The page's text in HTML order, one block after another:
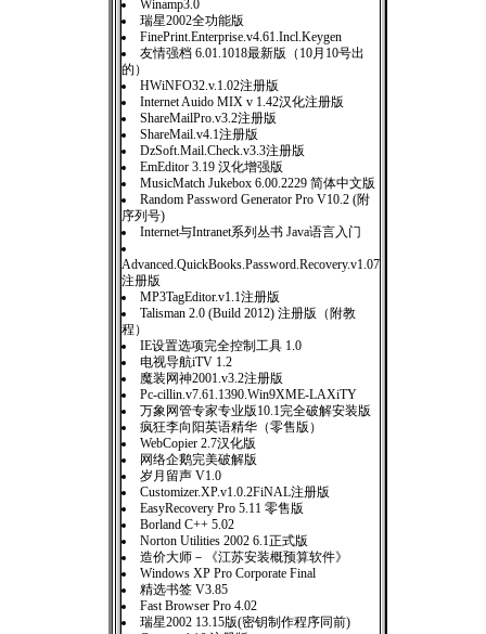
Winamp3.0
瑞星2002全功能版
FinePrint.Enterprise.v4.61.Incl.Keygen
友情强档 6.01.1018最新版（10月10号出
的）
HWiNFO32.v.1.02注册版
Internet Auido MIX v 1.42汉化注册版
ShareMailPro.v3.2注册版
ShareMail.v4.1注册版
DzSoft.Mail.Check.v3.3注册版
EmEditor 3.19 汉化增强版
MusicMatch Jukebox 6.00.2229 简体中文版
Random Password Generator Pro V10.2 (附
序列号)
Internet与Intranet系列丛书 Java语言入门
Advanced.QuickBooks.Password.Recovery.v1.07
注册版
MP3TagEditor.v1.1注册版
Talisman 2.0 (Build 2012) 注册版（附教
程）
IE设置选项完全控制工具 1.0
电视导航iTV 1.2
魔装网神2001.v3.2注册版
Pc-cillin.v7.61.1390.Win9XME-LAXiTY
万象网管专家专业版10.1完全破解安装版
疯狂李向阳英语精华（零售版）
WebCopier 2.7汉化版
网络企鹅完美破解版
岁月留声 V1.0
Customizer.XP.v1.0.2FiNAL注册版
EasyRecovery Pro 5.11 零售版
Borland C++ 5.02
Norton Utilities 2002 6.1正式版
造价大师－《江苏安装概预算软件》
Windows XP Pro Corporate Final
精选书签 V3.85
Fast Browser Pro 4.02
瑞星2002 13.15版(密钥制作程序同前)